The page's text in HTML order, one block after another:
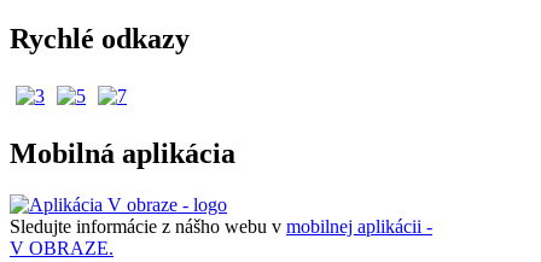
Rychlé odkazy
Mobilná aplikácia
Sledujte informácie z nášho webu v mobilnej aplikácii -
V OBRAZE.